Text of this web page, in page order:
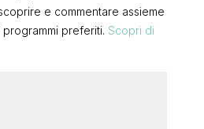
e commentare assieme
preferiti. Scopri di